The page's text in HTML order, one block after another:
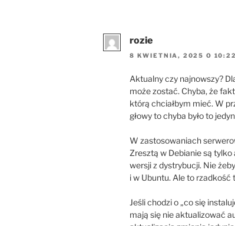
rozie
8 KWIETNIA, 2025 O
Aktualny czy najnowszy?
może zostać. Chyba, że
którą chciałbym mieć. W
głowy to chyba było to
W zastosowaniach
Zresztą w Debianie są
wersji z dystrybucji. Nie
i w Ubuntu. Ale to rzadkość
Jeśli chodzi o „co się
mają się nie aktualizować